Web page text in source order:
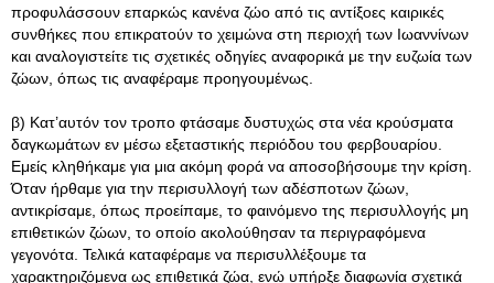
προφυλάσσουν επαρκώς κανένα ζώο από τις αντίξοες καιρικές
συνθήκες που επικρατούν το χειμώνα στη περιοχή των Ιωαννίνων
και αναλογιστείτε τις σχετικές οδηγίες αναφορικά με την ευζωία των
ζώων, όπως τις αναφέραμε προηγουμένως.
β) Κατ’αυτόν τον τροπο φτάσαμε δυστυχώς στα νέα κρούσματα
δαγκωμάτων εν μέσω εξεταστικής περιόδου του φερβουαρίου.
Εμείς κληθήκαμε για μια ακόμη φορά να αποσοβήσουμε την κρίση.
Όταν ήρθαμε για την περισυλλογή των αδέσποτων ζώων,
αντικρίσαμε, όπως προείπαμε, το φαινόμενο της περισυλλογής μη
επιθετικών ζώων, το οποίο ακολούθησαν τα περιγραφόμενα
γεγονότα. Τελικά καταφέραμε να περισυλλέξουμε τα
χαρακτηριζόμενα ως επιθετικά ζώα, ενώ υπήρξε διαφωνία σχετικά